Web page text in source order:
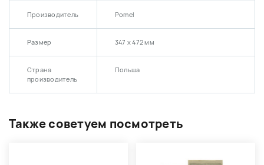
Производитель Pomel
Размер 347 x 472 мм
Страна
производитель
Польша
Также советуем посмотреть